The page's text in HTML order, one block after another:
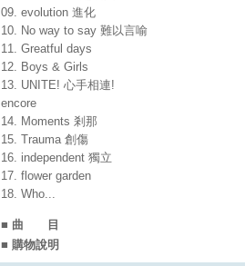
09. evolution 進化
10. No way to say 難以言喻
11. Greatful days
12. Boys & Girls
13. UNITE! 心手相連!
encore
14. Moments 剎那
15. Trauma 創傷
16. independent 獨立
17. flower garden
18. Who...
■ 曲 目
■ 購物說明